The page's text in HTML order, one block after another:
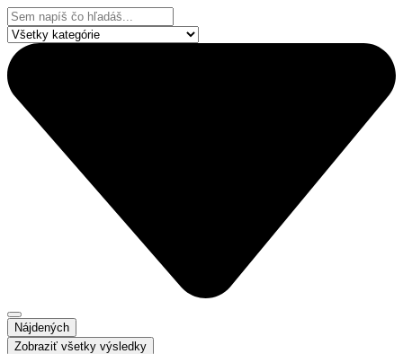
Preskočiť
na
obsah
Search
...
Nájdených
Zobraziť všetky výsledky